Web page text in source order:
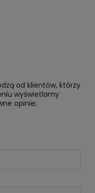
od klientów, którzy
wyświetlamy
opinie;